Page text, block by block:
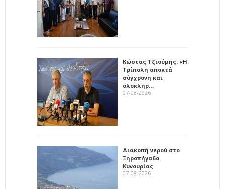
Κώστας Τζιούμης: «Η
Τρίπολη αποκτά
σύγχρονη και
ολοκληρ…
07-08-2026
Διακοπή νερού στο
Ξηροπήγαδο
Κυνουρίας
07-08-2026